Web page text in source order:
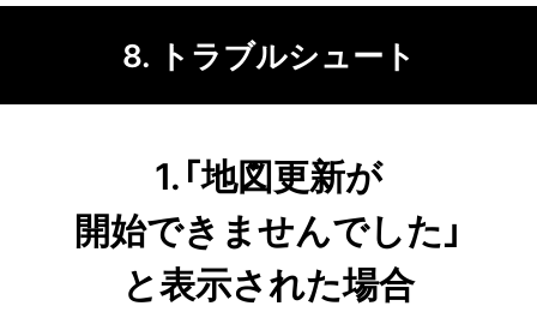
8. トラブルシュート
1.「地図更新が
開始できませんでした」
と表示された場合